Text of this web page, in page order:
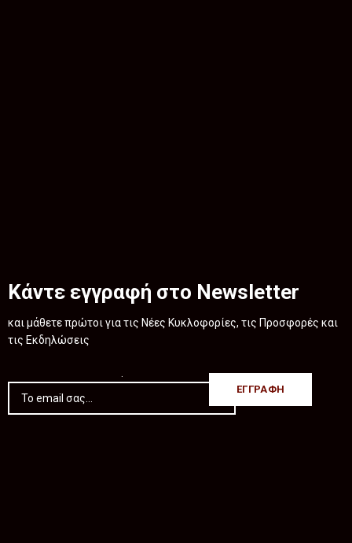
Κάντε εγγραφή στο Newsletter
και μάθετε πρώτοι για τις Νέες Κυκλοφορίες, τις Προσφορές και
τις Εκδηλώσεις
.